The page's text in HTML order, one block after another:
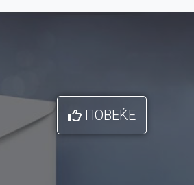
ПОВЕЌЕ